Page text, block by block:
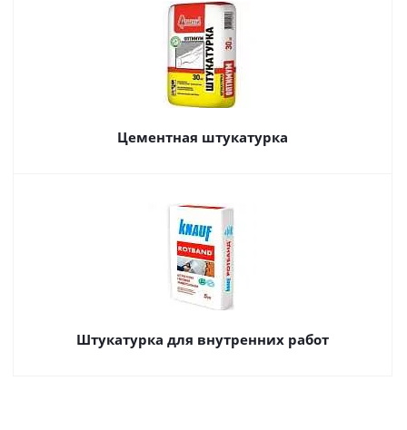
Цементная штукатурка
Штукатурка для внутренних работ